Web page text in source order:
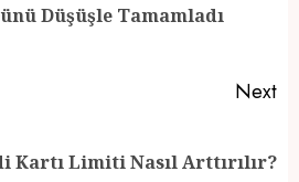
Düşüşle Tamamladı
Next
Kartı Limiti Nasıl Arttırılır?